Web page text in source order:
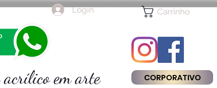
Login
em arte
Carrinho
CORPORATIVO